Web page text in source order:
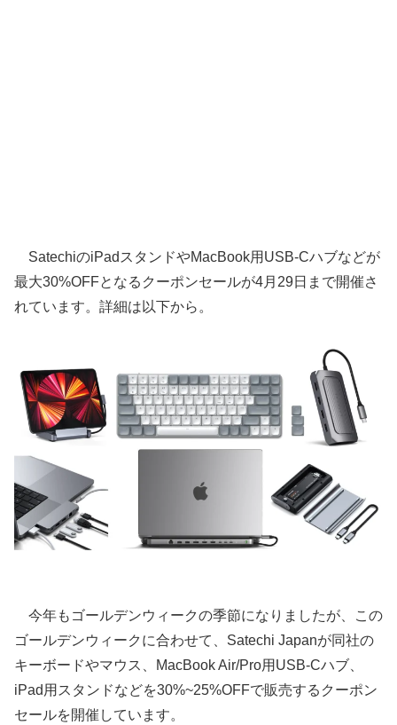
SatechiのiPadスタンドやMacBook用USB-Cハブなどが
最大30%OFFとなるクーポンセールが4月29日まで開催さ
れています。詳細は以下から。
今年もゴールデンウィークの季節になりましたが、この
ゴールデンウィークに合わせて、Satechi Japanが同社の
キーボードやマウス、MacBook Air/Pro用USB-Cハブ、
iPad用スタンドなどを30%~25%OFFで販売するクーポン
セールを開催しています。